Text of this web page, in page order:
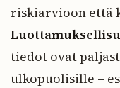
riskiarvioon että
tiedot ovat
ulkopuolisille –